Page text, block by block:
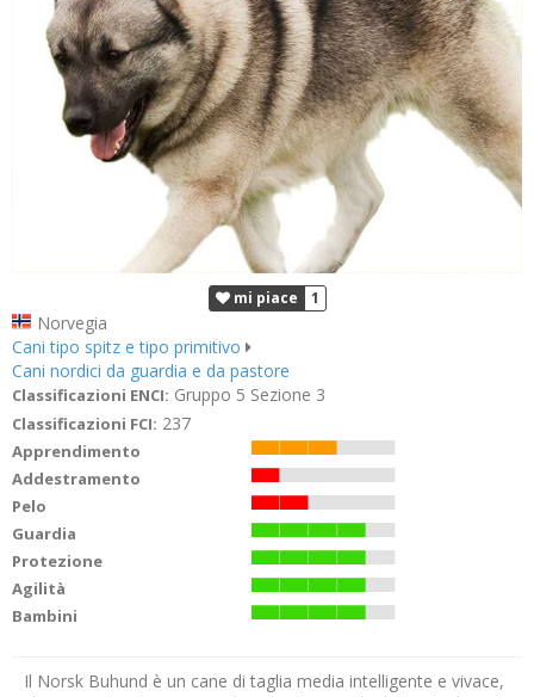
mi piace 1
Norvegia
Cani tipo spitz e tipo primitivo
Cani nordici da guardia e da pastore
Classificazioni ENCI: Gruppo 5 Sezione 3
Classificazioni FCI: 237
Apprendimento
Addestramento
Pelo
Guardia
Protezione
Agilità
Bambini
Il Norsk Buhund è un cane di taglia media intelligente e vivace,